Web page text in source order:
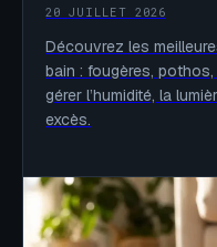
20 JUILLET 2026
Découvrez les
bain : fougères,
gérer l’humidité, la
excès.